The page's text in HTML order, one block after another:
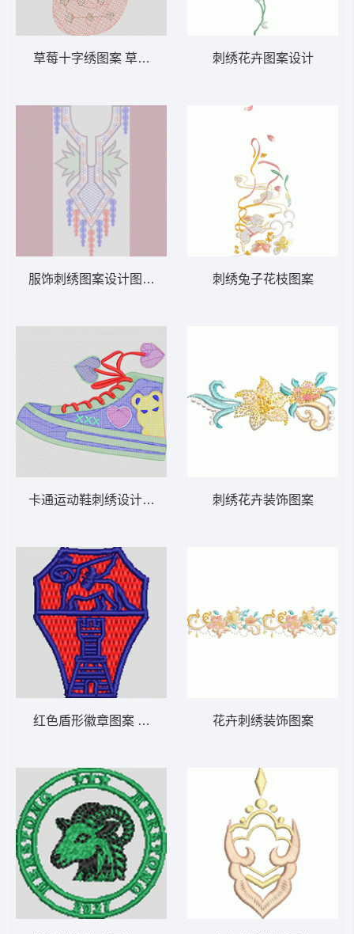
草莓十字绣图案 草莓毛巾绣
服饰刺绣图案设计图 链条绣 链目绣
卡通运动鞋刺绣设计图 毛巾绣鞋
红色盾形徽章图案 狮子
刺绣花卉图案设计
刺绣兔子花枝图案
刺绣花卉装饰图案
花卉刺绣装饰图案